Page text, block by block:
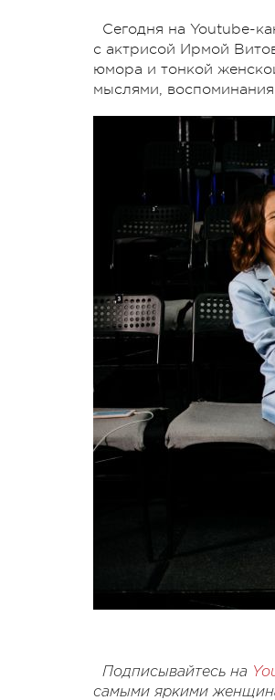
Сегодня на Youtube-
с актрисой Ирмой
юмора и тонкой
мыслями,
Подписывайтесь на
самыми яркими